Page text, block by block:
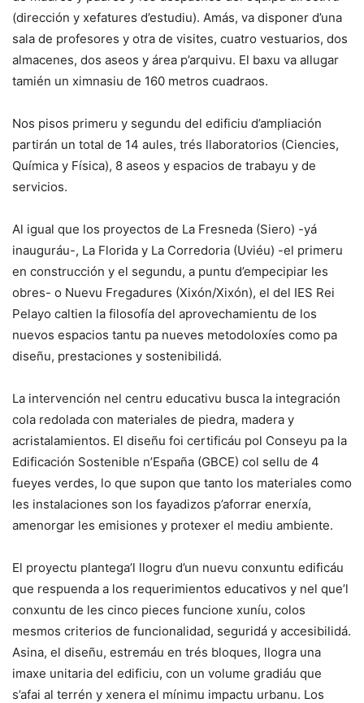
(dirección y xefatures d’estudiu). Amás, va disponer d’una
sala de profesores y otra de visites, cuatro vestuarios, dos
almacenes, dos aseos y área p’arquivu. El baxu va allugar
tamién un ximnasiu de 160 metros cuadraos.
Nos pisos primeru y segundu del edificiu d’ampliación
partirán un total de 14 aules, trés llaboratorios (Ciencies,
Química y Física), 8 aseos y espacios de trabayu y de
servicios.
Al igual que los proyectos de La Fresneda (Siero) -yá
inauguráu-, La Florida y La Corredoria (Uviéu) -el primeru
en construcción y el segundu, a puntu d’empecipiar les
obres- o Nuevu Fregadures (Xixón/Xixón), el del IES Rei
Pelayo caltien la filosofía del aprovechamientu de los
nuevos espacios tantu pa nueves metodoloxíes como pa
diseñu, prestaciones y sostenibilidá.
La intervención nel centru educativu busca la integración
cola redolada con materiales de piedra, madera y
acristalamientos. El diseñu foi certificáu pol Conseyu pa la
Edificación Sostenible n’España (GBCE) col sellu de 4
fueyes verdes, lo que supon que tanto los materiales como
les instalaciones son los fayadizos p’aforrar enerxía,
amenorgar les emisiones y protexer el mediu ambiente.
El proyectu plantega’l llogru d’un nuevu conxuntu edificáu
que respuenda a los requerimientos educativos y nel que’l
conxuntu de les cinco pieces funcione xuníu, colos
mesmos criterios de funcionalidad, seguridá y accesibilidá.
Asina, el diseñu, estremáu en trés bloques, llogra una
imaxe unitaria del edificiu, con un volume gradiáu que
s’afai al terrén y xenera el mínimu impactu urbanu. Los